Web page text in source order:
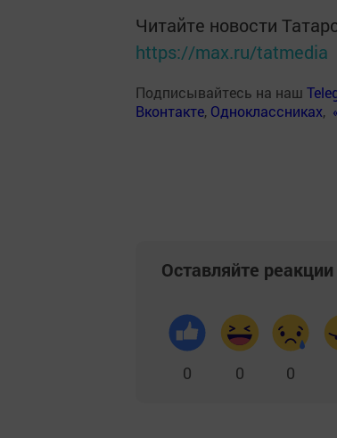
Читайте новости
https://max.ru/tatmedia
Подписывайтесь на наш
Вконтакте, Одноклассниках,
Оставляйте реакции
0 0 0